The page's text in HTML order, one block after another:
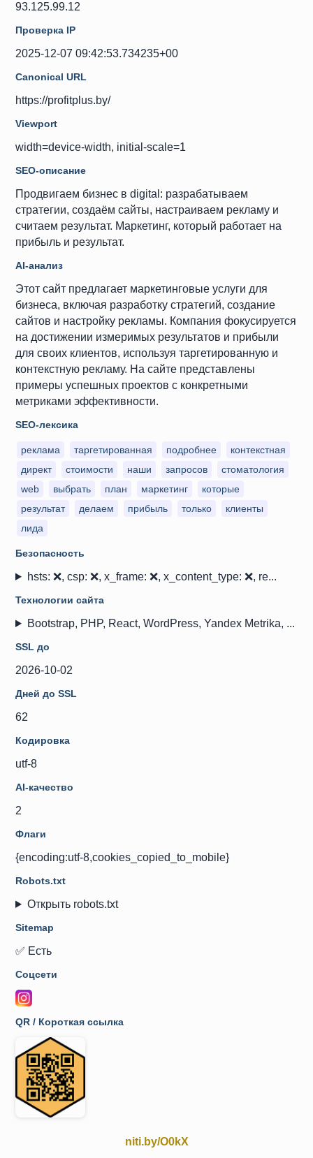
93.125.99.12
Проверка IP
2025-12-07 09:42:53.734235+00
Canonical URL
https://profitplus.by/
Viewport
width=device-width, initial-scale=1
SEO-описание
Продвигаем бизнес в digital: разрабатываем
стратегии, создаём сайты, настраиваем рекламу и
считаем результат. Маркетинг, который работает на
прибыль и результат.
AI-анализ
Этот сайт предлагает маркетинговые услуги для
бизнеса, включая разработку стратегий, создание
сайтов и настройку рекламы. Компания фокусируется
на достижении измеримых результатов и прибыли
для своих клиентов, используя таргетированную и
контекстную рекламу. На сайте представлены
примеры успешных проектов с конкретными
метриками эффективности.
SEO-лексика
реклама таргетированная подробнее
контекстная
директ
стоимости наши запросов
стоматология
web
выбрать план маркетинг
которые
результат
делаем прибыль только
клиенты
лида
Безопасность
hsts: ❌, csp: ❌, x_frame: ❌, x_content_type: ❌, re...
Технологии сайта
Bootstrap, PHP, React, WordPress, Yandex Metrika, ...
SSL до
2026-10-02
Дней до SSL
62
Кодировка
utf-8
AI-качество
2
Флаги
{encoding:utf-8,cookies_copied_to_mobile}
Robots.txt
Открыть robots.txt
Sitemap
✅ Есть
Соцсети
QR / Короткая ссылка
niti.by/O0kX